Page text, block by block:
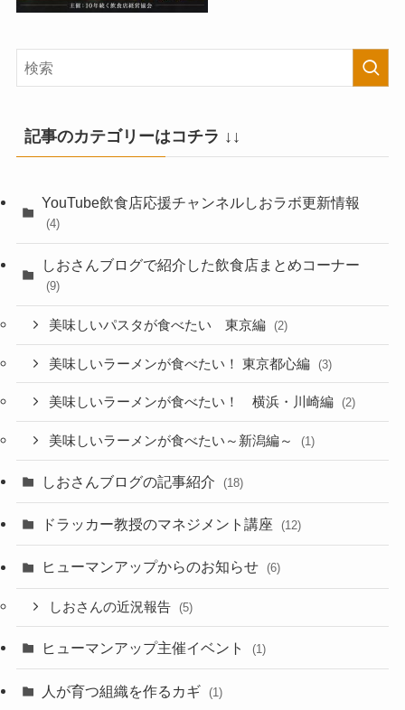
記事のカテゴリーはコチラ ↓↓
YouTube飲食店応援チャンネルしおラボ更新情報
(4)
しおさんブログで紹介した飲食店まとめコーナー
(9)
美味しいパスタが食べたい 東京編 (2)
美味しいラーメンが食べたい！ 東京都心編 (3)
美味しいラーメンが食べたい！ 横浜・川崎編 (2)
美味しいラーメンが食べたい～新潟編～ (1)
しおさんブログの記事紹介 (18)
ドラッカー教授のマネジメント講座 (12)
ヒューマンアップからのお知らせ (6)
しおさんの近況報告 (5)
ヒューマンアップ主催イベント (1)
人が育つ組織を作るカギ (1)